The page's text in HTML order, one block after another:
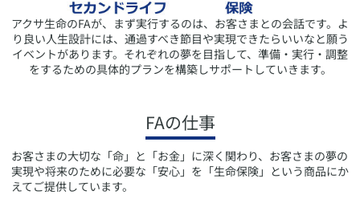
アクサ生命のFAが、まず実行するのは、お客さまとの会話です。よ
り良い人生設計には、通過すべき節目や実現できたらいいなと願う
イベントがあります。それぞれの夢を目指して、準備・実行・調整
をするための具体的プランを構築しサポートしていきます。
FAの仕事
お客さまの大切な「命」と「お金」に深く関わり、お客さまの夢の
実現や将来のために必要な「安心」を「生命保険」という商品にか
えてご提供しています。